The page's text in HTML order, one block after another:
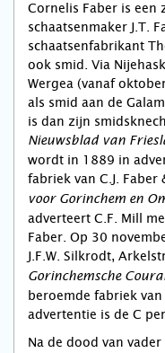
Cornelis Faber is een
schaatsenmaker J.T.
schaatsenfabrikant
ook smid. Via
Wergea (vanaf
als smid aan de
is dan zijn
Nieuwsblad van
wordt in 1889 in
fabriek van C.J. Faber
voor Gorinchem en
adverteert C.F. Mill
Faber. Op 30
J.F.W. Silkrodt,
Gorinchemsche
beroemde fabriek van
advertentie is de C
Na de dood van